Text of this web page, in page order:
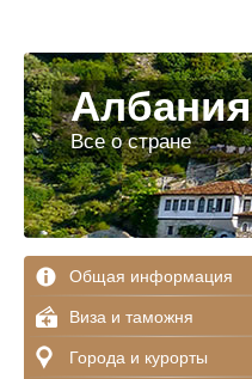
Албания
Все о стране
Общая информация
Виза и таможня
Города и курорты